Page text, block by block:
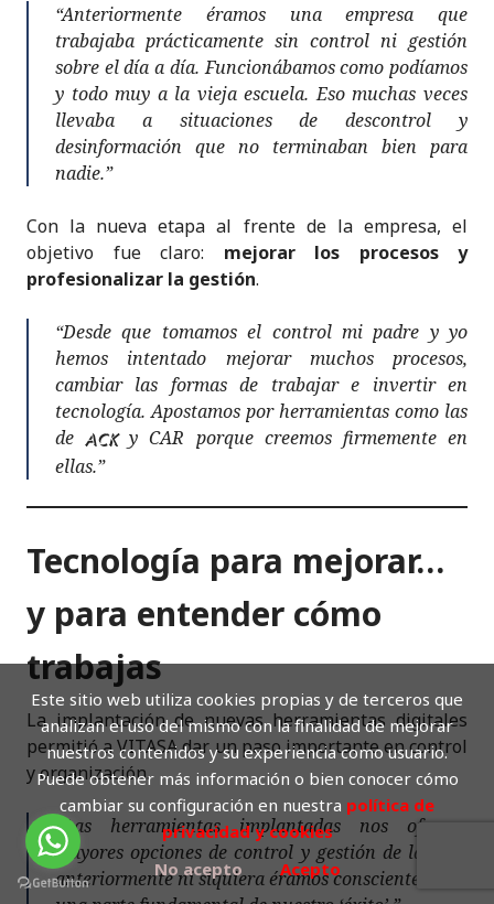
Este sitio web utiliza cookies propias y de terceros que
analizan el uso del mismo con la finalidad de mejorar
nuestros contenidos y su experiencia como usuario.
Puede obtener más información o bien conocer cómo
cambiar su configuración en nuestra política de
privacidad y cookies
No acepto
Acepto
“Anteriormente éramos una empresa que
trabajaba prácticamente sin control ni gestión
sobre el día a día. Funcionábamos como podíamos
y todo muy a la vieja escuela. Eso muchas veces
llevaba a situaciones de descontrol y
desinformación que no terminaban bien para
nadie.”
Con la nueva etapa al frente de la empresa, el
objetivo fue claro: mejorar los procesos y
profesionalizar la gestión.
“Desde que tomamos el control mi padre y yo
hemos intentado mejorar muchos procesos,
cambiar las formas de trabajar e invertir en
tecnología. Apostamos por herramientas como las
de ACKy CAR porque creemos firmemente en
ellas.”
Tecnología para mejorar…
y para entender cómo
trabajas
La implantación de nuevas herramientas digitales
permitió a VITASA dar un paso importante en control
y organización.
“Las herramientas implantadas nos ofrecen
mayores opciones de control y gestión de las que
anteriormente ni siquiera éramos conscientes. Son